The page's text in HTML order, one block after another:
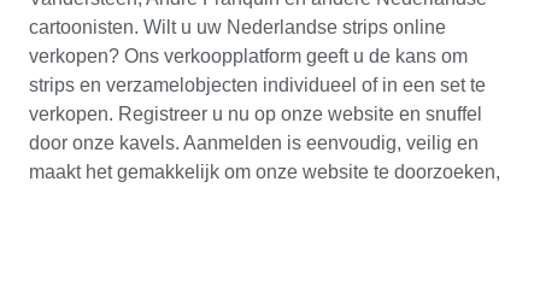
cartoonisten. Wilt u uw Nederlandse strips online
verkopen? Ons verkoopplatform geeft u de kans om
strips en verzamelobjecten individueel of in een set te
verkopen. Registreer u nu op onze website en snuffel
door onze kavels. Aanmelden is eenvoudig, veilig en
maakt het gemakkelijk om onze website te doorzoeken,